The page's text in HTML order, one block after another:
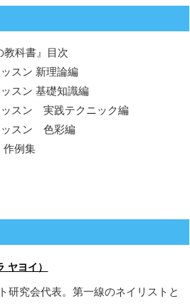
教科書』目次
スン 新理論編
スン 基礎知識編
ッスン 実践テクニック編
ッスン 色彩編
作例集
ヨイ）
研究会代表。第一線のネイリストと